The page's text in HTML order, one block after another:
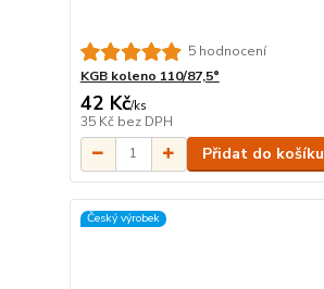
5 hodnocení
KGB koleno 110/87,5°
42 Kč/ks
35 Kč bez DPH
Přidat do košíku
Český výrobek